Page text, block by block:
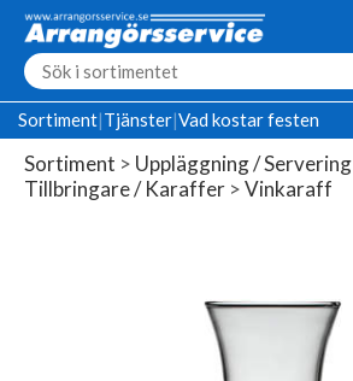
Sortiment|Tjänster|Vad kostar festen
Sortiment > Uppläggning / Servering
Tillbringare / Karaffer >Vinkaraff